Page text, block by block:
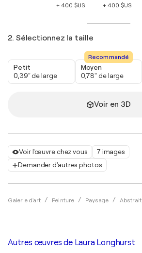
Voir l'œuvre chez vous
7 images
Demander d'autres photos
Galerie d'art Peinture Paysage Abstrait
+ 400 $US
+ 400 $US
2. Sélectionnez la taille
Petit
0,39" de large
Recommandé
Moyen
0,78" de large
Voir en 3D
Autres œuvres de Laura Longhurst